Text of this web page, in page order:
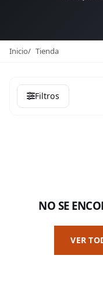
Inicio Tienda
Filtros
NO SE
VER